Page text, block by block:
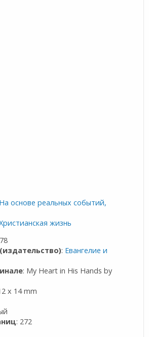
На основе реальных событий,
жизнь
: Евангелие и
: My Heart in His Hands by
x 14 mm
: 272